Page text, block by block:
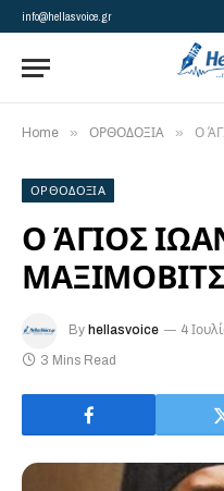
info@hellasvoice.gr
Home » ΟΡΘΟΔΟΞΙΑ » Ο
ΟΡΘΟΔΟΞΙΑ
Ο ΆΓΙΟΣ
ΜΑΞΙΜΟΒΙΤΣ
By hellasvoice 4
3 Mins Read